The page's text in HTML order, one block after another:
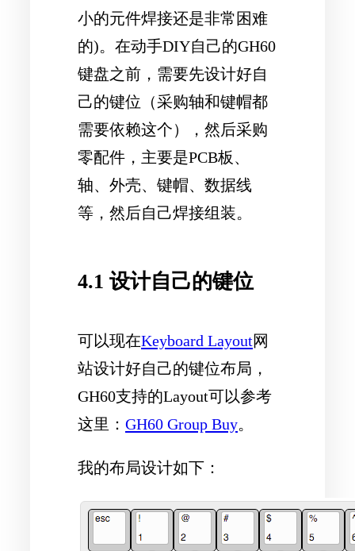
小的元件焊接还是非常困难
的)。在动手DIY自己的GH60
键盘之前，需要先设计好自
己的键位（采购轴和键帽都
需要依赖这个），然后采购
零配件，主要是PCB板、
轴、外壳、键帽、数据线
等，然后自己焊接组装。
4.1 设计自己的键位
可以现在Keyboard Layout网
站设计好自己的键位布局，
GH60支持的Layout可以参考
这里： GH60 Group Buy。
我的布局设计如下：